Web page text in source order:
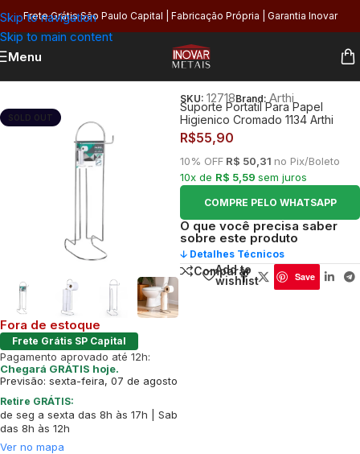
Skip to navigation
Skip to main content
Frete Grátis São Paulo Capital | Fabricação Própria | Garantia Inovar
Menu
SOLD OUT
Fora de estoque
Frete Grátis SP Capital
Pagamento aprovado até 12h:
Chegará GRÁTIS hoje.
Previsão: sexta-feira, 07 de agosto
Retire GRÁTIS:
de seg a sexta das 8h às 17h | Sab
das 8h às 12h
Ver no mapa
SKU: 12718Brand: Arthi
Suporte Portatil Para Papel
Higienico Cromado 1134 Arthi
R$55,90
10% OFF R$ 50,31 no Pix/Boleto
10x de R$ 5,59 sem juros
COMPRE PELO WHATSAPP
O que você precisa saber
sobre este produto
🡣 Detalhes Técnicos
Comparar
Add to
wishlist
Save